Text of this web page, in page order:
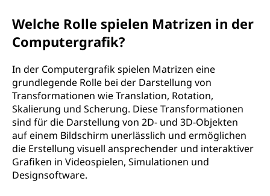
Welche Rolle spielen Matrizen in der
Computergrafik?
In der Computergrafik spielen Matrizen eine
grundlegende Rolle bei der Darstellung von
Transformationen wie Translation, Rotation,
Skalierung und Scherung. Diese Transformationen
sind für die Darstellung von 2D- und 3D-Objekten
auf einem Bildschirm unerlässlich und ermöglichen
die Erstellung visuell ansprechender und interaktiver
Grafiken in Videospielen, Simulationen und
Designsoftware.